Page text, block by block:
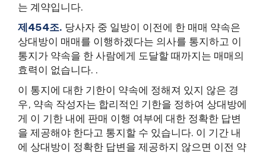
는 계약입니다.
제454조. 당사자 중 일방이 이전에 한 매매 약속은
상대방이 매매를 이행하겠다는 의사를 통지하고 이
통지가 약속을 한 사람에게 도달할 때까지는 매매의
효력이 없습니다. .
이 통지에 대한 기한이 약속에 정해져 있지 않은 경
우, 약속 작성자는 합리적인 기한을 정하여 상대방에
게 이 기한 내에 판매 이행 여부에 대한 정확한 답변
을 제공해야 한다고 통지할 수 있습니다. 이 기간 내
에 상대방이 정확한 답변을 제공하지 않으면 이전 약